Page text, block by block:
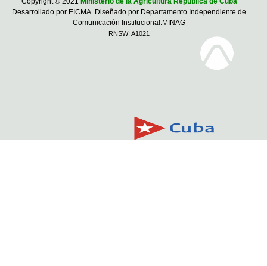
Desarrollado por EICMA. Diseñado por Departamento Independiente de
Comunicación Institucional.MINAG
RNSW: A1021